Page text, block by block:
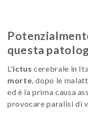
questa
L'ictuscerebrale in
morte, dopo le
ed è la prima causa
provocare paralisi di